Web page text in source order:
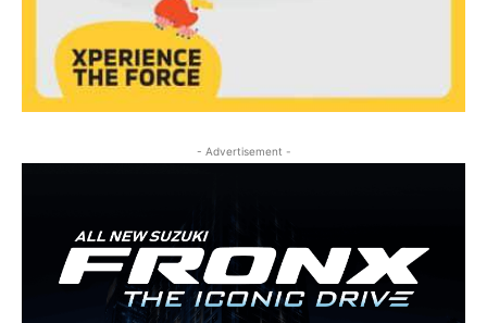
- Advertisement -